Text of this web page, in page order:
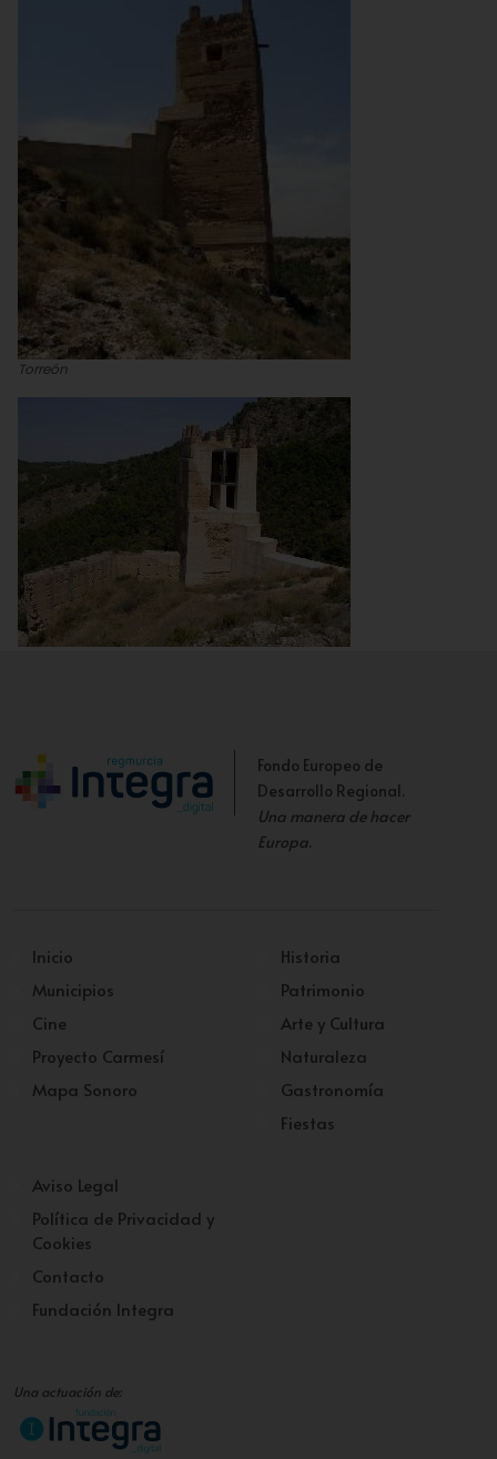
Torreón
Fondo Europeo de
Desarrollo Regional.
Una manera de hacer
Europa.
Inicio
Municipios
Cine
Proyecto Carmesí
Mapa Sonoro
Historia
Patrimonio
Arte y Cultura
Naturaleza
Gastronomía
Fiestas
Aviso Legal
Política de Privacidad y
Cookies
Contacto
Fundación Integra
Una actuación de: